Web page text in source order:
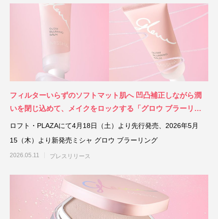
フィルターいらずのソフトマット肌へ 凹凸補正しながら潤
いを閉じ込めて、メイクをロックする「グロウ ブラーリン
グバーム」誕生
ロフト・PLAZAにて4月18日（土）より先行発売、2026年5月
15（木）より新発売ミシャ グロウ ブラーリング
2026.05.11 プレスリリース